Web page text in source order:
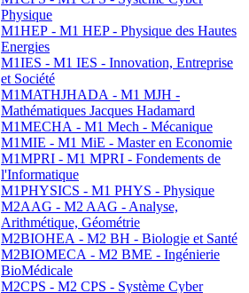
Physique
M1HEP - M1 HEP - Physique des Hautes
Energies
M1IES - M1 IES - Innovation, Entreprise
et Société
M1MATHJHADA - M1 MJH -
Mathématiques Jacques Hadamard
M1MECHA - M1 Mech - Mécanique
M1MIE - M1 MiE - Master en Economie
M1MPRI - M1 MPRI - Fondements de
l'Informatique
M1PHYSICS - M1 PHYS - Physique
M2AAG - M2 AAG - Analyse,
Arithmétique, Géométrie
M2BIOHEA - M2 BH - Biologie et Santé
M2BIOMECA - M2 BME - Ingénierie
BioMédicale
M2CPS - M2 CPS - Système Cyber